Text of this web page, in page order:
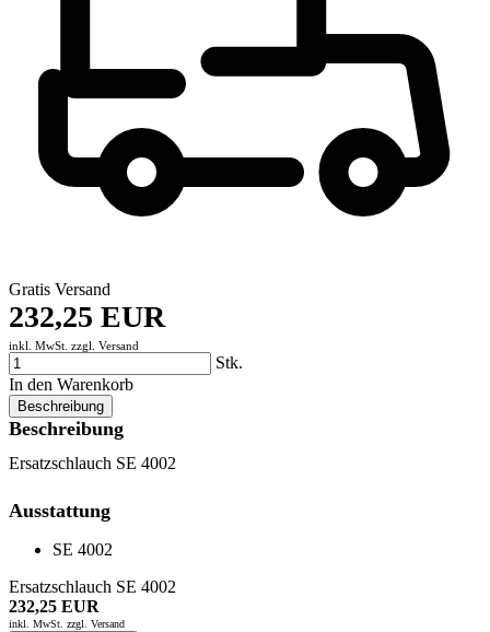
Gratis Versand
232,25 EUR
inkl. MwSt. zzgl. Versand
Stk.
In den Warenkorb
Beschreibung
Beschreibung
Ersatzschlauch SE 4002
Ausstattung
SE 4002
Ersatzschlauch SE 4002
232,25 EUR
inkl. MwSt. zzgl. Versand